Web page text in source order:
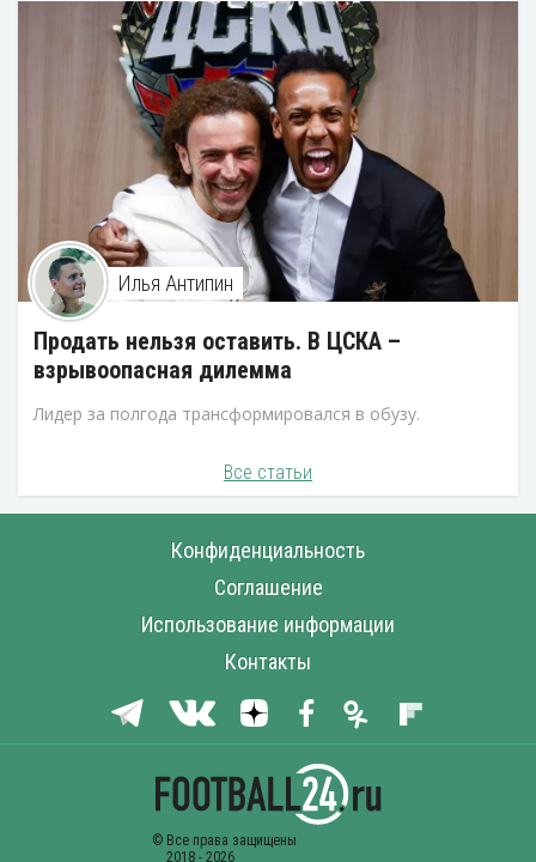
Илья Антипин
Продать нельзя оставить. В ЦСКА –
взрывоопасная дилемма
Лидер за полгода трансформировался в обузу.
Все статьи
Конфиденциальность
Соглашение
Использование информации
Контакты